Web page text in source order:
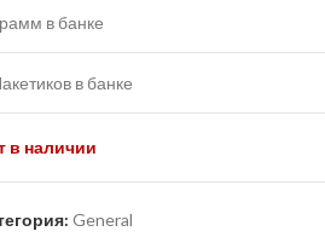
в банке
в банке
в наличии
General